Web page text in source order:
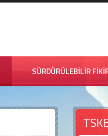
SÜRDÜRÜLEBİLİR